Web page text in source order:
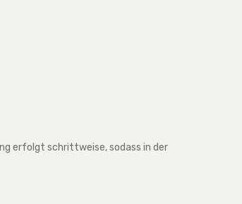
erfolgt schrittweise, sodass in der